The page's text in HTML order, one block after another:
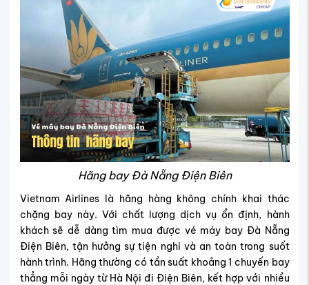
Hãng bay Đà Nẵng Điện Biên
Vietnam Airlines là hãng hàng không chính khai thác
chặng bay này. Với chất lượng dịch vụ ổn định, hành
khách sẽ dễ dàng tìm mua được vé máy bay Đà Nẵng
Điện Biên, tận hưởng sự tiện nghi và an toàn trong suốt
hành trình. Hãng thường có tần suất khoảng 1 chuyến bay
thẳng mỗi ngày từ Hà Nội đi Điện Biên, kết hợp với nhiều